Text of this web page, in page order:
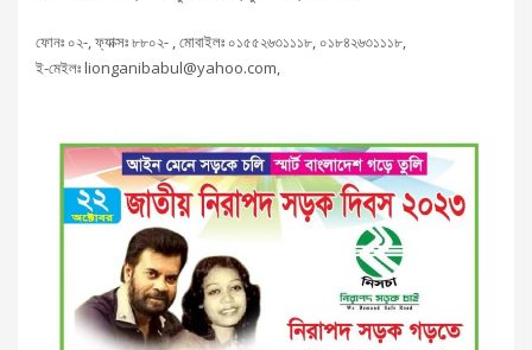
ফোনঃ ০২-, ফ্যাক্সঃ ৮৮০২- , মোবাইলঃ ০১৫৫২৬৩১১১৮, ০১৮৪২৬৩১১১৮,
ই-মেইলঃ lionganibabul@yahoo.com,